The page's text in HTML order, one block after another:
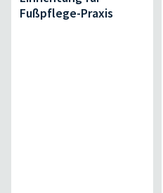
Fußpflege-Praxis